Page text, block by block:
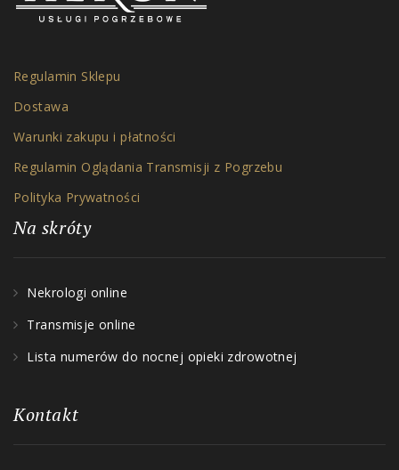
Regulamin Sklepu
Dostawa
Warunki zakupu i płatności
Regulamin Oglądania Transmisji z Pogrzebu
Polityka Prywatności
Na skróty
Nekrologi online
Transmisje online
Lista numerów do nocnej opieki zdrowotnej
Kontakt